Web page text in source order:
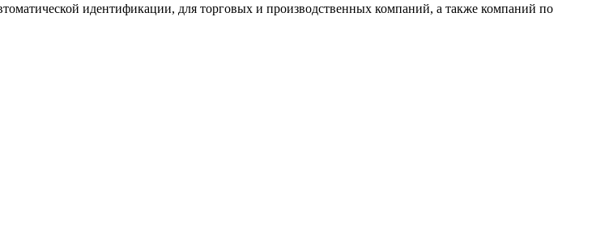
идентификации, для торговых и производственных компаний, а также компаний по